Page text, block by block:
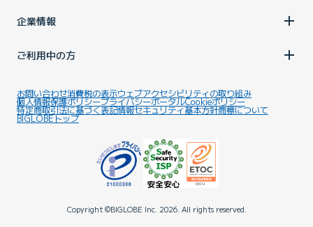
企業情報
ご利用中の方
お問い合わせ消費税の表示ウェブアクセシビリティの取り組み
個人情報保護ポリシープライバシーポータルCookieポリシー
特定商取引法に基づく表記情報セキュリティ基本方針商標について
BIGLOBEトップ
Copyright ©BIGLOBE Inc. 2026. All rights reserved.